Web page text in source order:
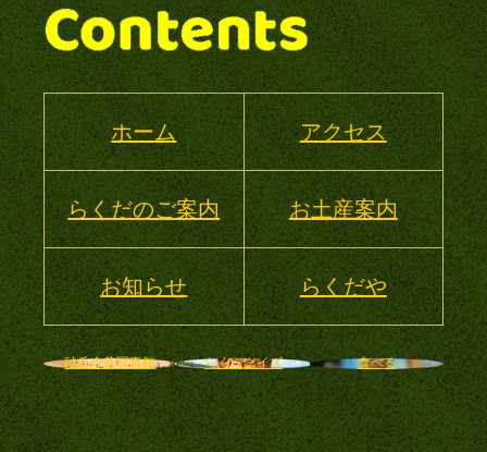
ホーム アクセス
らくだのご案内 お土産案内
お知らせ らくだや
砂丘今昔写真館 らくだクイズ 食べる